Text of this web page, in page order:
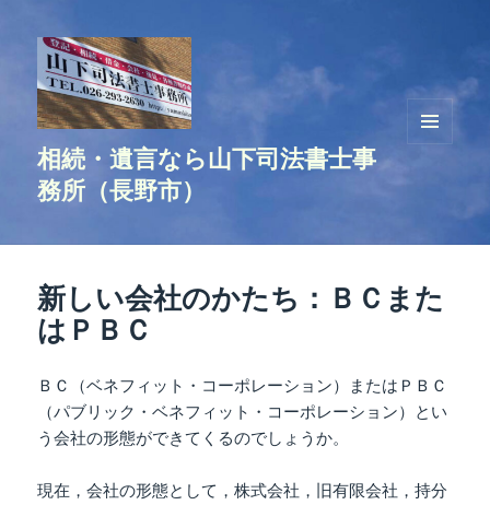
相続・遺言なら山下司法書士事
務所（長野市）
新しい会社のかたち：ＢＣまた
はＰＢＣ
ＢＣ（ベネフィット・コーポレーション）またはＰＢＣ
（パブリック・ベネフィット・コーポレーション）とい
う会社の形態ができてくるのでしょうか。
現在，会社の形態として，株式会社，旧有限会社，持分